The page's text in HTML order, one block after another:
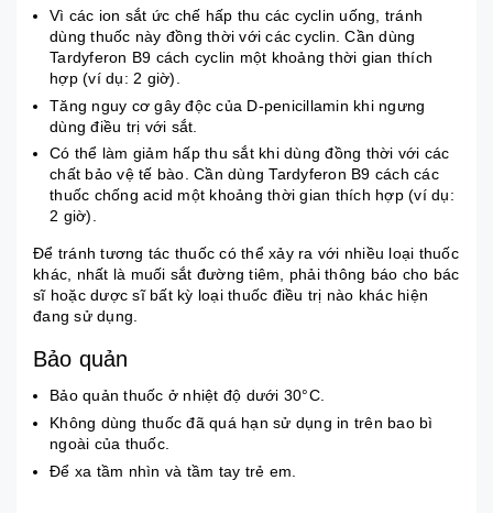
Vì các ion sắt ức chế hấp thu các cyclin uống, tránh
dùng thuốc này đồng thời với các cyclin. Cần dùng
Tardyferon B9 cách cyclin một khoảng thời gian thích
hợp (ví dụ: 2 giờ).
Tăng nguy cơ gây độc của D-penicillamin khi ngưng
dùng điều trị với sắt.
Có thể làm giảm hấp thu sắt khi dùng đồng thời với các
chất bảo vệ tế bào. Cần dùng Tardyferon B9 cách các
thuốc chống acid một khoảng thời gian thích hợp (ví dụ:
2 giờ).
Để tránh tương tác thuốc có thể xảy ra với nhiều loại thuốc
khác, nhất là muối sắt đường tiêm, phải thông báo cho bác
sĩ hoặc dược sĩ bất kỳ loại thuốc điều trị nào khác hiện
đang sử dụng.
Bảo quản
Bảo quản thuốc ở nhiệt độ dưới 30°C.
Không dùng thuốc đã quá hạn sử dụng in trên bao bì
ngoài của thuốc.
Để xa tầm nhìn và tầm tay trẻ em.